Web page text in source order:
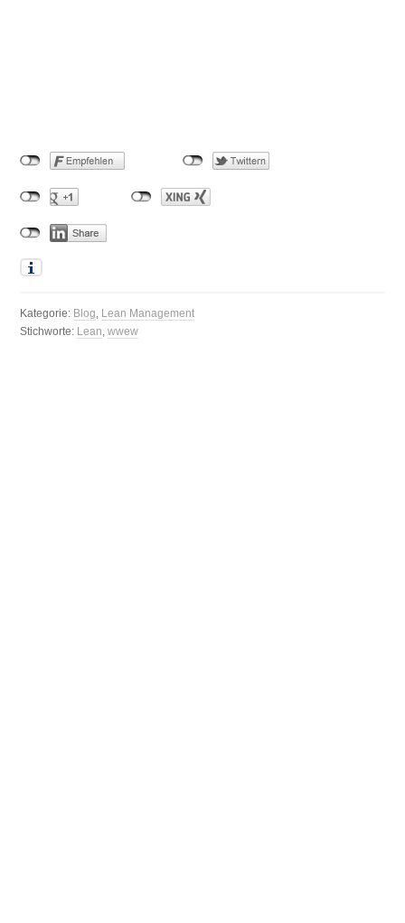
Kategorie: Blog Lean Management
Stichworte: Lean ,wwew